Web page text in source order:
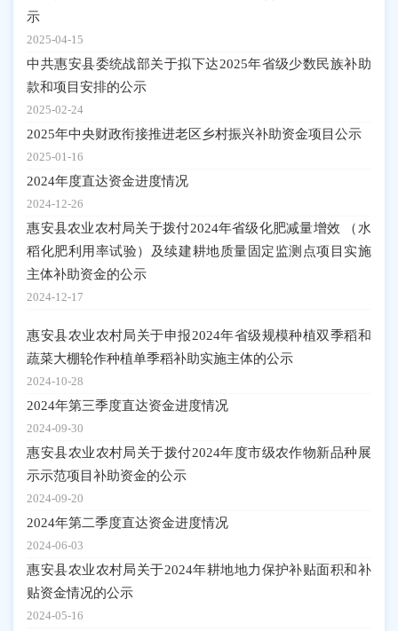
示
2025-04-15
中共惠安县委统战部关于拟下达2025年省级少数民族补助
款和项目安排的公示
2025-02-24
2025年中央财政衔接推进老区乡村振兴补助资金项目公示
2025-01-16
2024年度直达资金进度情况
2024-12-26
惠安县农业农村局关于拨付2024年省级化肥减量增效 （水
稻化肥利用率试验）及续建耕地质量固定监测点项目实施
主体补助资金的公示
2024-12-17
惠安县农业农村局关于申报2024年省级规模种植双季稻和
蔬菜大棚轮作种植单季稻补助实施主体的公示
2024-10-28
2024年第三季度直达资金进度情况
2024-09-30
惠安县农业农村局关于拨付2024年度市级农作物新品种展
示示范项目补助资金的公示
2024-09-20
2024年第二季度直达资金进度情况
2024-06-03
惠安县农业农村局关于2024年耕地地力保护补贴面积和补
贴资金情况的公示
2024-05-16